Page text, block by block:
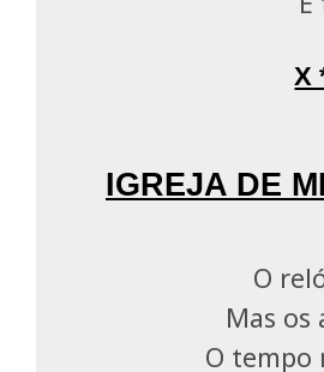
X
IGREJA DE
O
Mas os
O tempo